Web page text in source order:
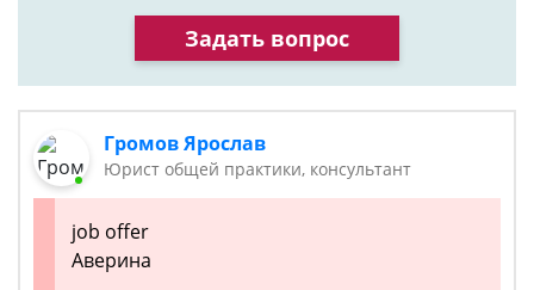
Задать вопрос
Громов Ярослав
Юрист общей практики, консультант
job offer
Аверина